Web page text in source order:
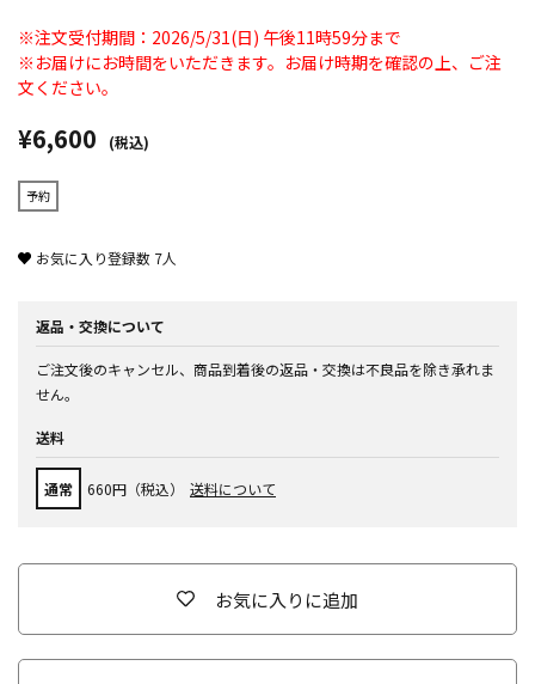
※注文受付期間：2026/5/31(日) 午後11時59分まで
※お届けにお時間をいただきます。お届け時期を確認の上、ご注
文ください。
¥6,600 (税込)
予約
お気に入り登録数 7人
返品・交換について
ご注文後のキャンセル、商品到着後の返品・交換は不良品を除き承れま
せん。
送料
通常 660円（税込） 送料について
お気に入りに追加